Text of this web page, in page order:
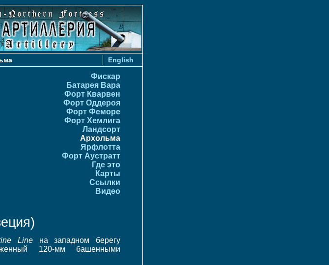
English
Фискар
Батарея Вара
Форт Кварвен
Форт Оддероя
Форт Феморе
Форт Хемлига
Ландсорт
Архольма
Ярфлотта
Форт Аустратт
Где это
Карты
Ссылки
Видео
Lineна западном берегу
120-мм башенными